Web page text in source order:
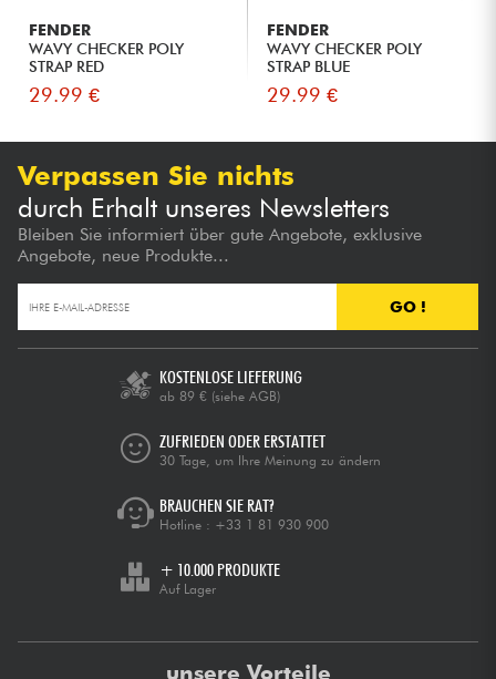
FENDER
WAVY CHECKER POLY
STRAP RED
29.99 €
FENDER
WAVY CHECKER POLY
STRAP BLUE
29.99 €
Verpassen Sie nichts
durch Erhalt unseres Newsletters
Bleiben Sie informiert über gute Angebote, exklusive
Angebote, neue Produkte...
GO !
KOSTENLOSE LIEFERUNG
ab 89 € (siehe AGB)
ZUFRIEDEN ODER ERSTATTET
30 Tage, um Ihre Meinung zu ändern
BRAUCHEN SIE RAT?
Hotline : +33 1 81 930 900
+ 10.000 PRODUKTE
Auf Lager
unsere Vorteile